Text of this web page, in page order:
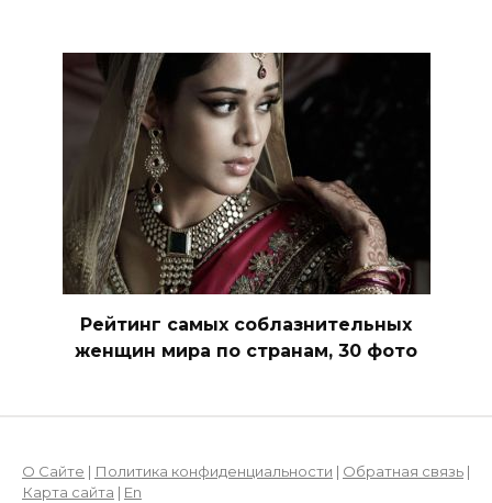
Рейтинг самых соблазнительных
женщин мира по странам, 30 фото
О Сайте | Политика конфиденциальности | Обратная связь |
Карта сайта | En